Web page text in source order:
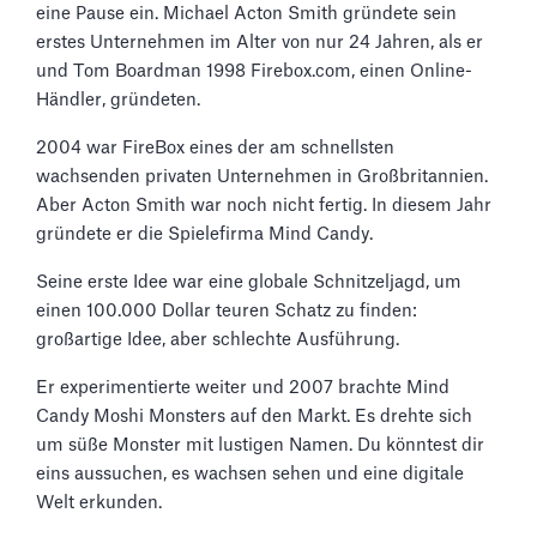
eine Pause ein. Michael Acton Smith gründete sein
erstes Unternehmen im Alter von nur 24 Jahren, als er
und Tom Boardman 1998 Firebox.com, einen Online-
Händler, gründeten.
2004 war FireBox eines der am schnellsten
wachsenden privaten Unternehmen in Großbritannien.
Aber Acton Smith war noch nicht fertig. In diesem Jahr
gründete er die Spielefirma Mind Candy.
Seine erste Idee war eine globale Schnitzeljagd, um
einen 100.000 Dollar teuren Schatz zu finden:
großartige Idee, aber schlechte Ausführung.
Er experimentierte weiter und 2007 brachte Mind
Candy Moshi Monsters auf den Markt. Es drehte sich
um süße Monster mit lustigen Namen. Du könntest dir
eins aussuchen, es wachsen sehen und eine digitale
Welt erkunden.